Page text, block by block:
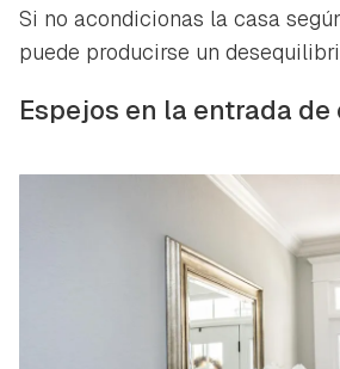
Si no acondicionas la casa
puede producirse un
Espejos en la entrada de